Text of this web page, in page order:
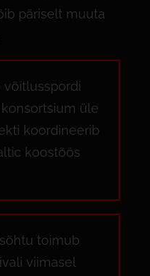
päriselt muuta
võitlusspordi
üle
koordineerib
koostöös
toimub
viimasel